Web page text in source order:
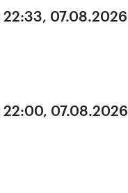
22:33, 07.08.2026
22:00, 07.08.2026